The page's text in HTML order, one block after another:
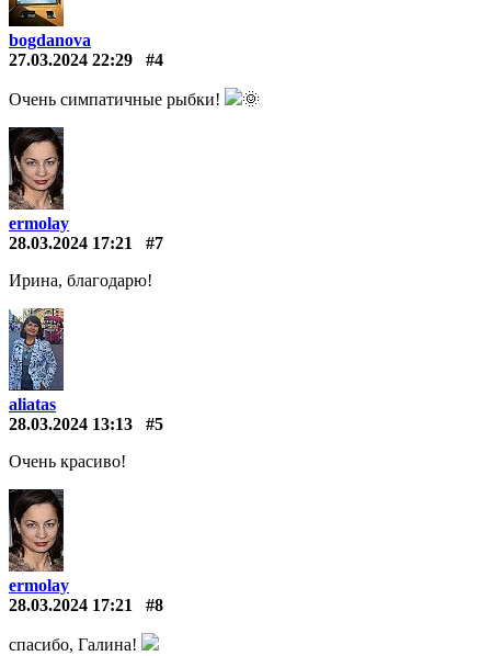
bogdanova
27.03.2024 22:29
#4
Очень симпатичные рыбки! 🌞
ermolay
28.03.2024 17:21
#7
Ирина, благодарю!
aliatas
28.03.2024 13:13
#5
Очень красиво!
ermolay
28.03.2024 17:21
#8
спасибо, Галина!